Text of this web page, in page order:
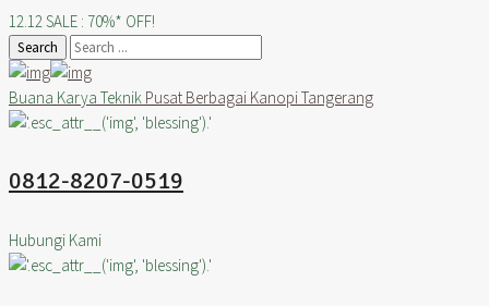
12.12 SALE : 70%* OFF!
Search
Buana Karya Teknik Pusat Berbagai Kanopi Tangerang
0812-8207-0519
Hubungi Kami